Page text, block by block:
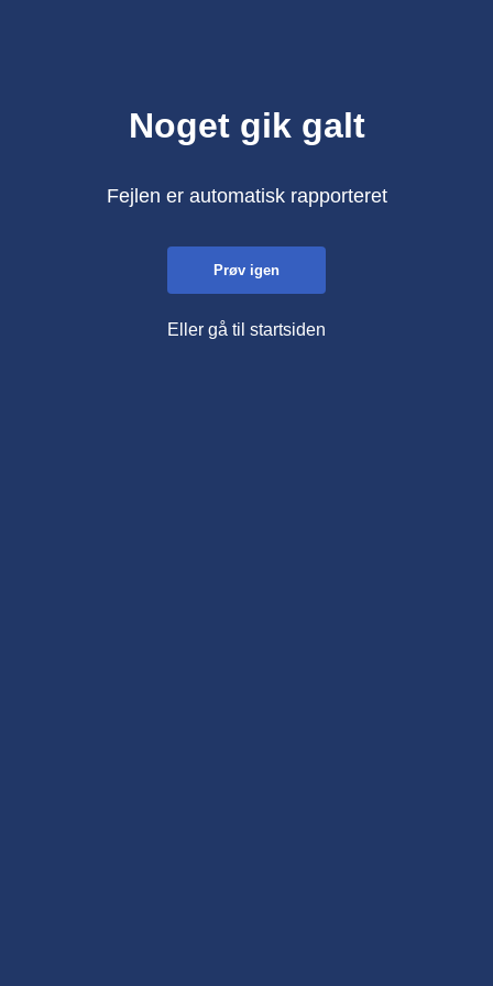
Noget gik galt
Fejlen er automatisk rapporteret
Prøv igen
Eller gå til startsiden